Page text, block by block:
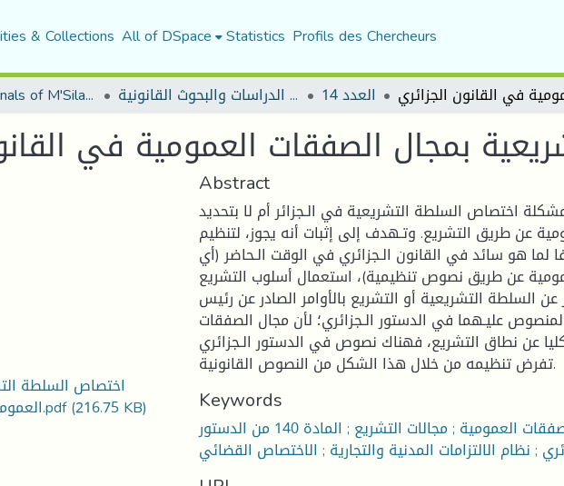
& Collections All of DSpace Statistics Profils des Chercheurs
Scientific Journals of M'Sila University مجلة الدراسات والبحوث القانونية العدد 14
بمجال الصفقات العمومية في
اختصاص السلطة
العمومية في القانون الجزائري.pdf(216.75 KB)
Abstract
اختصاص السلطة التشريعية في الـجزائر أم لا بتحديد
عن طريق التشريع. وتـهدف إلى إثبات أنه يجوز، لتنظيم
لما هو سائد في القانون الـجزائري في الوقت الـحاضر (أي
عن طريق نصوص تنظيمية)، استعمال أسلوب التشريع
عن السلطة التشريعية أو التشريع بالأوامر الصادر عن رئيس
عليـهما في الدستور الـجزائري؛ لأن مجال الصفقات
عن نطاق التشريع، فهناك نصوص في الدستور الـجزائري
تفرض تنظيمه من خلال هذا الشكل من النصوص القانونية.
Keywords
مصادر قانون الصفقات العمومية ; مجالات التشريع ; المادة 140 من الدستور
; نظام الالتزامات المدنية والتجارية ; الاختصاص القضائي